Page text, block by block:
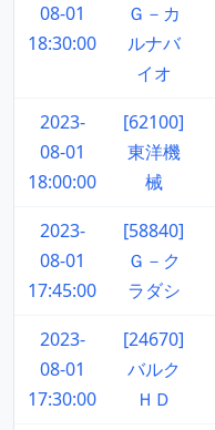
08-01
18:30:00
Ｇ－カ
ルナバ
イオ
2023-
08-01
18:00:00
[62100]
東洋機
械
2023-
08-01
17:45:00
[58840]
Ｇ－ク
ラダシ
2023-
08-01
17:30:00
[24670]
バルク
ＨＤ